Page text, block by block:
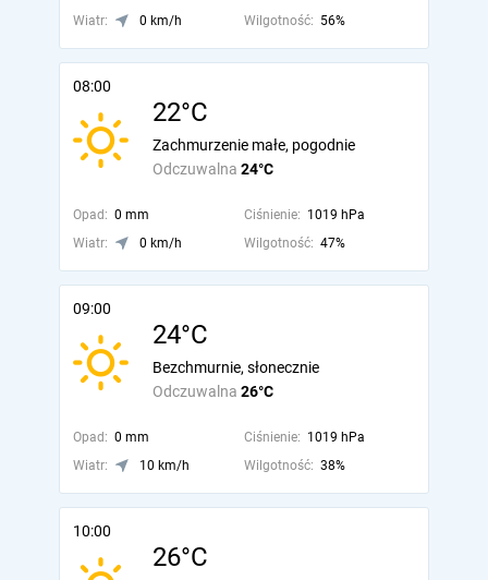
Wiatr: 0 km/h Wilgotność: 56%
08:00
22°C
Odczuwalna 24°C
Zachmurzenie małe, pogodnie
Opad: 0 mm Ciśnienie: 1019 hPa
Wiatr:
0 km/h Wilgotność: 47%
09:00
24°C
Odczuwalna 26°C
Bezchmurnie, słonecznie
Opad: 0 mm Ciśnienie: 1019 hPa
Wiatr:
10 km/h Wilgotność: 38%
10:00
26°C